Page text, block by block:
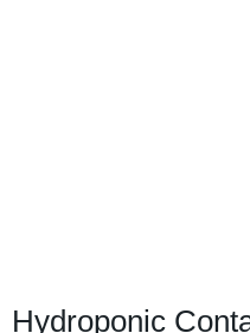
Hydroponic